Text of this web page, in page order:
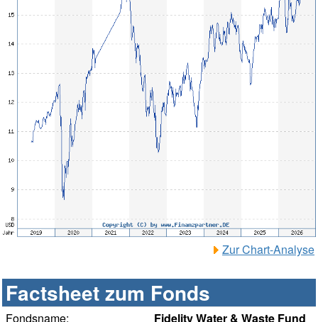
Zur Chart-Analyse
Factsheet zum Fonds
Fondsname:
Fidelity Water & Waste Fund